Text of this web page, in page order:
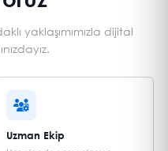
yaklaşımımızla dijital
Uzman Ekip